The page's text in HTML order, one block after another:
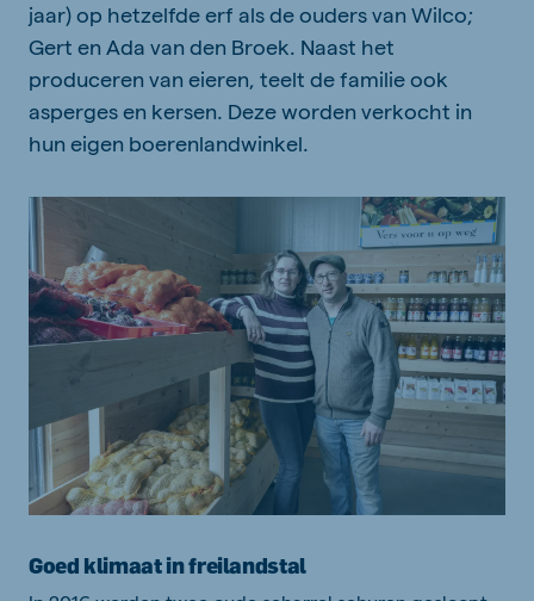
jaar) op hetzelfde erf als de ouders van Wilco;
Gert en Ada van den Broek. Naast het
produceren van eieren, teelt de familie ook
asperges en kersen. Deze worden verkocht in
hun eigen boerenlandwinkel.
Goed klimaat in freilandstal